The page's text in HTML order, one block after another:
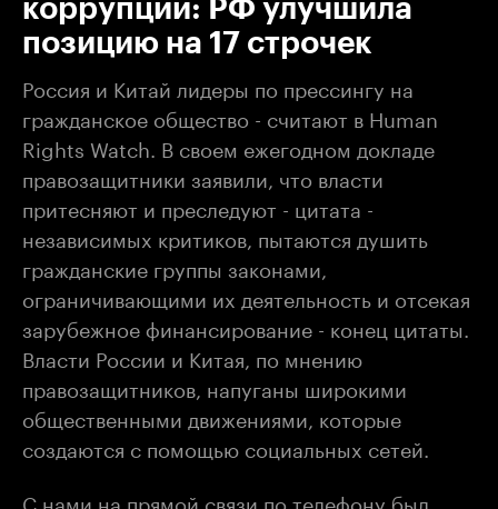
коррупции: РФ улучшила
позицию на 17 строчек
Россия и Китай лидеры по прессингу на
гражданское общество - считают в Human
Rights Watch. В своем ежегодном докладе
правозащитники заявили, что власти
притесняют и преследуют - цитата -
независимых критиков, пытаются душить
гражданские группы законами,
ограничивающими их деятельность и отсекая
зарубежное финансирование - конец цитаты.
Власти России и Китая, по мнению
правозащитников, напуганы широкими
общественными движениями, которые
создаются с помощью социальных сетей.
С нами на прямой связи по телефону был